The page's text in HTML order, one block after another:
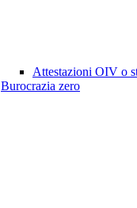
Attestazioni OIV o
Burocrazia zero